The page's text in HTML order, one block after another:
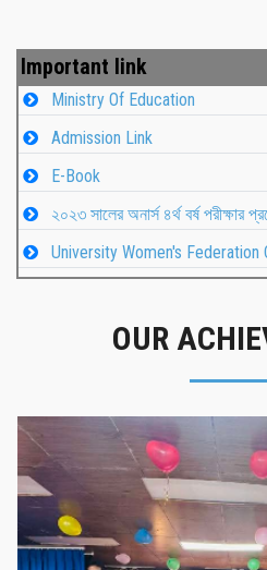
Important link
Ministry Of Education
Admission Link
E-Book
২০২৩ সালের অনার্স ৪র্থ বর্ষ পরীক্ষার
University Women's
OUR